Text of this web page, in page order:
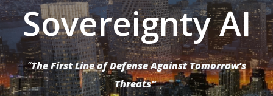
Sovereignty AI
“The First Line of Defense Against Tomorrow’s
Threats”